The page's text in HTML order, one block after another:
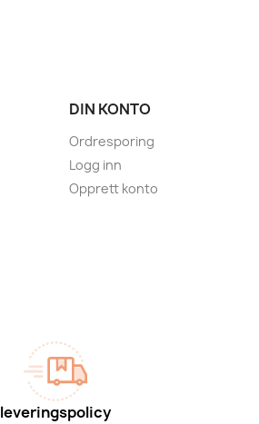
DIN KONTO
Ordresporing
Logg inn
Opprett konto
leveringspolicy